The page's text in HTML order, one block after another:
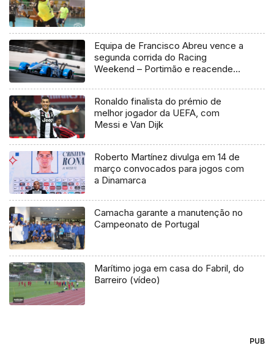
Equipa de Francisco Abreu vence a
segunda corrida do Racing
Weekend – Portimão e reacende
Nacional de Velocidade
Ronaldo finalista do prémio de
melhor jogador da UEFA, com
Messi e Van Dijk
Roberto Martínez divulga em 14 de
março convocados para jogos com
a Dinamarca
Camacha garante a manutenção no
Campeonato de Portugal
Marítimo joga em casa do Fabril, do
Barreiro (vídeo)
PUB